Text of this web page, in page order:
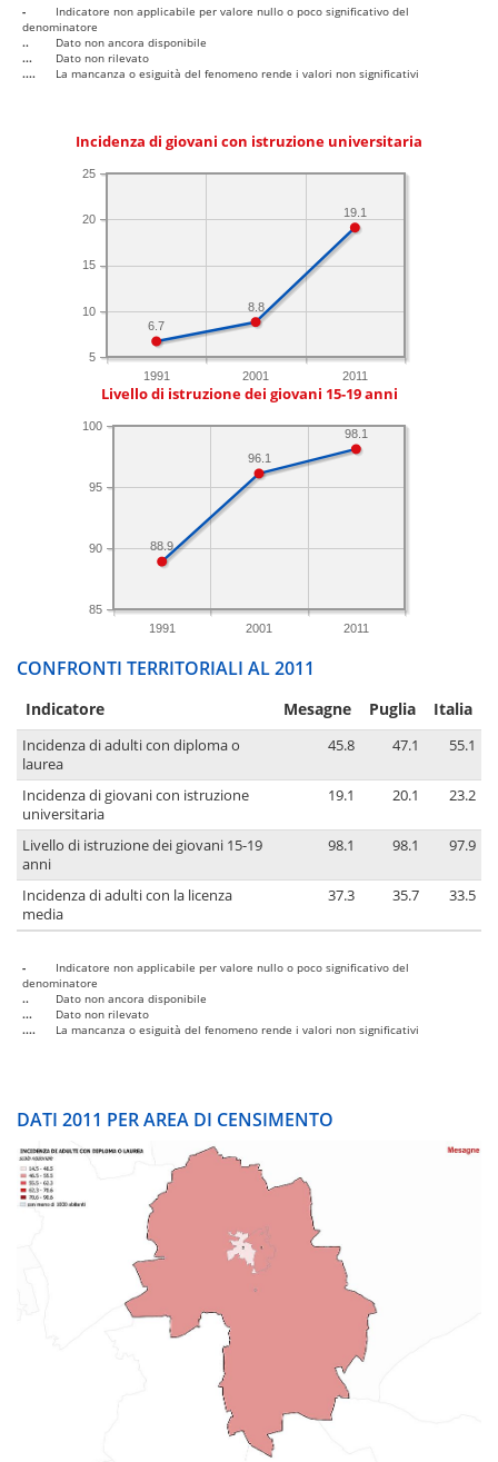
-
Indicatore non applicabile per valore nullo o poco significativo del
denominatore
..
Dato non ancora disponibile
...
Dato non rilevato
....
La mancanza o esiguità del fenomeno rende i valori non significativi
Incidenza di giovani con istruzione universitaria
1991 2001 2011
5
10
15
20
25
19.1
8.8
6.7
Livello di istruzione dei giovani 15-19 anni
1991 2001 2011
85
90
95
100
98.1
96.1
88.9
CONFRONTI TERRITORIALI AL 2011
Indicatore Mesagne Puglia Italia
Incidenza di adulti con diploma o
laurea
45.8 47.1 55.1
Incidenza di giovani con istruzione
universitaria
19.1 20.1 23.2
Livello di istruzione dei giovani 15-19
anni
98.1 98.1 97.9
Incidenza di adulti con la licenza
media
37.3 35.7 33.5
-
Indicatore non applicabile per valore nullo o poco significativo del
denominatore
..
Dato non ancora disponibile
...
Dato non rilevato
....
La mancanza o esiguità del fenomeno rende i valori non significativi
DATI 2011 PER AREA DI CENSIMENTO